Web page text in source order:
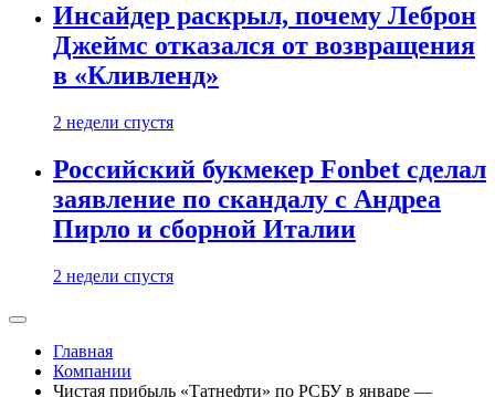
Инсайдер раскрыл, почему Леброн
Джеймс отказался от возвращения
в «Кливленд»
2 недели спустя
Российский букмекер Fonbet сделал
заявление по скандалу с Андреа
Пирло и сборной Италии
2 недели спустя
Главная
Компании
Чистая прибыль «Татнефти» по РСБУ в январе —